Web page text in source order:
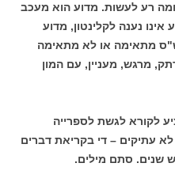
רע לעשות. מדוע הוא מעכב
נענה לקלינטון, מדוע
מתאימה או לא מתאימה
מרגש, מעניין, עם המון
לקורא לגשת לספרייה
לא עתיקים – די בקריאת דברים
שנים. סתם מילים.